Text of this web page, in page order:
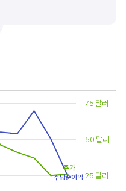
게 평가받습니다. 순이익 성장률이
이익 성장률이 높으면 주가도 크게
저점을 확인한 후, 현재 시점
는게 좋습니다. 일반적으로 장기적인
categories.
and values.
25 달러
50 달러
75 달러
주당순이익
주가